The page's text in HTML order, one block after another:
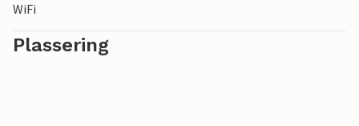
WiFi
Plassering